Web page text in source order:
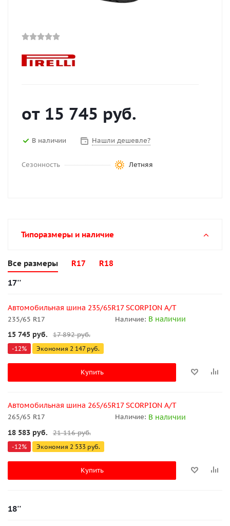
от 15 745 руб.
В наличии Нашли дешевле?
Сезонность Летняя
Типоразмеры и наличие
Все размеры R17 R18
17''
Автомобильная шина 235/65R17 SCORPION A/T
235/65 R17 Наличие: В наличии
15 745 руб. 17 892руб.
-12% Экономия 2 147руб.
Купить
Автомобильная шина 265/65R17 SCORPION A/T
265/65 R17 Наличие: В наличии
18 583 руб. 21 116руб.
-12% Экономия 2 533 руб.
Купить
18''